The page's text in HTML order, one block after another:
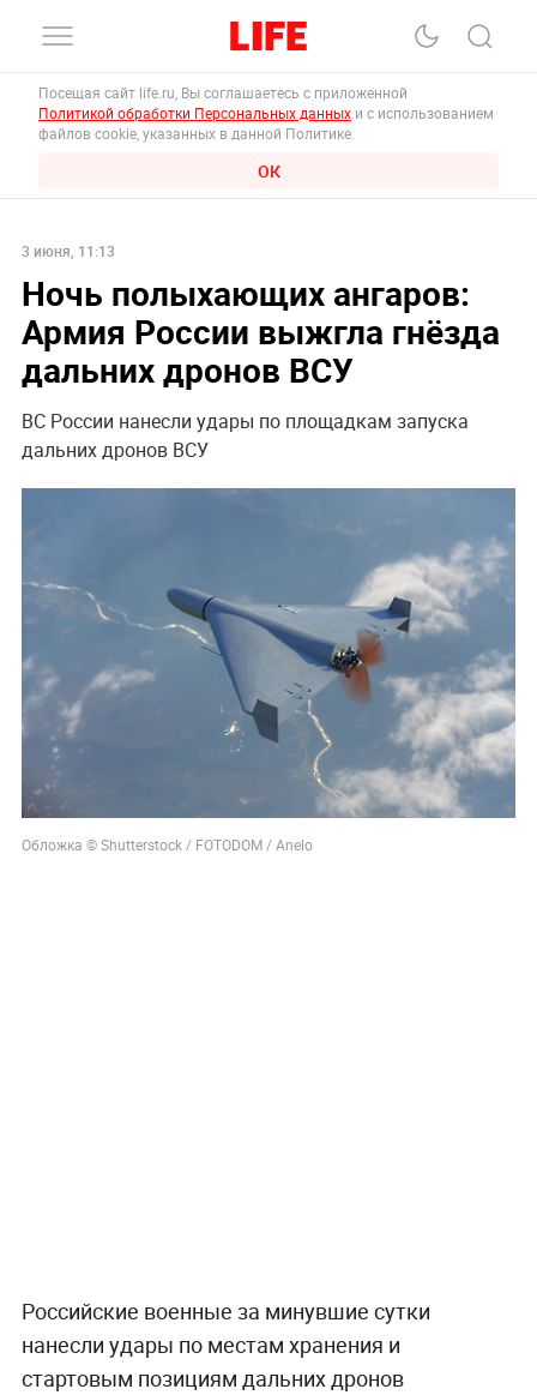
Посещая сайт life.ru, Вы соглашаетесь с приложенной
Политикой обработки Персональных данных и с использованием
файлов cookie, указанных в данной Политике.
ОК
3 июня, 11:13
Ночь полыхающих ангаров:
Армия России выжгла гнёзда
дальних дронов ВСУ
ВС России нанесли удары по площадкам запуска
дальних дронов ВСУ
Обложка © Shutterstock / FOTODOM / Anelo
Российские военные за минувшие сутки
нанесли удары по местам хранения и
стартовым позициям дальних дронов